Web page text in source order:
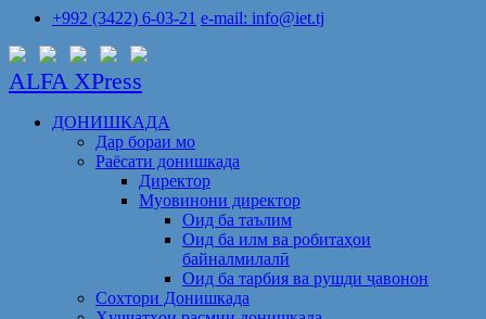
+992 (3422) 6-03-21 e-mail: info@iet.tj
ALFA XPress
ДОНИШКАДА
Дар бораи мо
Раёсати донишкада
Директор
Муовинони директор
Оид ба таълим
Оид ба илм ва робитаҳои
байналмилалӣ
Оид ба тарбия ва рушди ҷавонон
Сохтори Донишкада